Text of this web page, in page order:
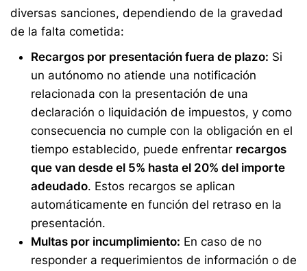
diversas sanciones, dependiendo de la gravedad
de la falta cometida:
Recargos por presentación fuera de plazo: Si
un autónomo no atiende una notificación
relacionada con la presentación de una
declaración o liquidación de impuestos, y como
consecuencia no cumple con la obligación en el
tiempo establecido, puede enfrentar recargos
que van desde el 5% hasta el 20% del importe
adeudado. Estos recargos se aplican
automáticamente en función del retraso en la
presentación.
Multas por incumplimiento: En caso de no
responder a requerimientos de información o de